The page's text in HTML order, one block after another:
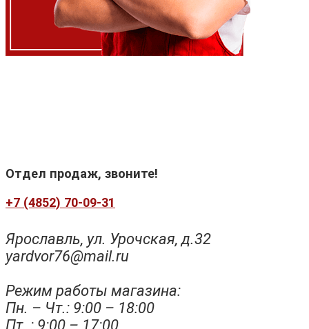
Отдел продаж, звоните!
+7 (4852) 70-09-31
Ярославль, ул. Урочская, д.32
yardvor76@mail.ru
Режим работы магазина:
Пн. – Чт.: 9:00 – 18:00
Пт. : 9:00 – 17:00